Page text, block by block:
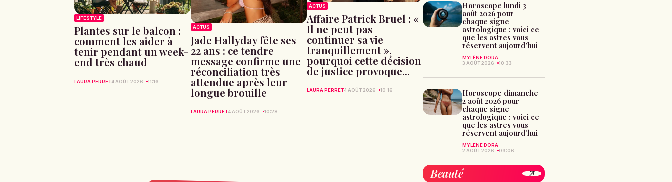
LIFESTYLE
Plantes sur le balcon :
comment les aider à
tenir pendant un week-
end très chaud
LAURA PERRET4 AOÛT 2026 11:16
ACTUS
Jade Hallyday fête ses
22 ans : ce tendre
message confirme une
réconciliation très
attendue après leur
longue brouille
LAURA PERRET4 AOÛT 2026 10:28
ACTUS
Affaire Patrick Bruel : «
Il ne peut pas
continuer sa vie
tranquillement »,
pourquoi cette décision
de justice provoque...
LAURA PERRET4 AOÛT 2026 10:16
Horoscope lundi 3
août 2026 pour
chaque signe
astrologique : voici ce
que les astres vous
réservent aujourd’hui
MYLÈNE DORA
3 AOÛT 2026
10:33
Horoscope dimanche
2 août 2026 pour
chaque signe
astrologique : voici ce
que les astres vous
réservent aujourd’hui
MYLÈNE DORA
2 AOÛT 2026
09:06
Beauté